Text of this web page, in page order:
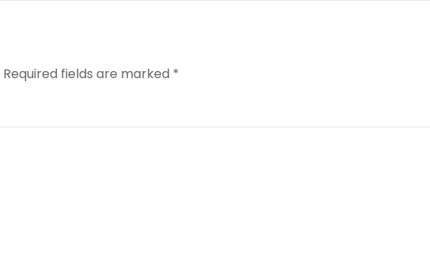
Required fields are marked *